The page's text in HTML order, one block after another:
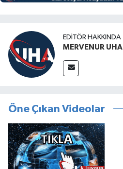
EDITÖR HAKKINDA
MERVENUR UHA
Öne Çıkan Videolar